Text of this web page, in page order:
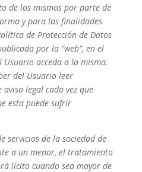
de los mismos por parte de
y para las finalidades
de Protección de Datos
por la “web”, en el
acceda a la misma.
del Usuario leer
legal cada vez que
esta puede sufrir
servicios de la sociedad de
a un menor, el tratamiento
lícito cuando sea mayor de